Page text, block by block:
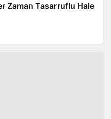
Zaman Tasarruflu Hale